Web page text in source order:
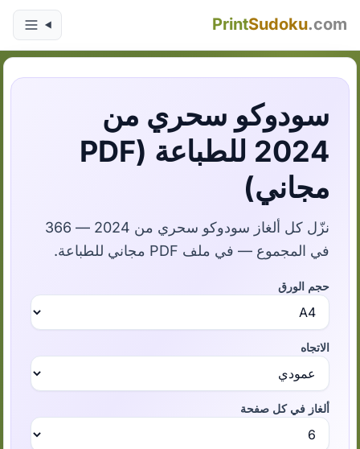
PrintSudoku.com
سودوكو سحري من
2024 للطباعة (PDF
مجاني)
نزّل كل ألغاز سودوكو سحري من 2024 — 366
في المجموع — في ملف PDF مجاني للطباعة.
حجم الورق
الاتجاه
ألغاز في كل صفحة